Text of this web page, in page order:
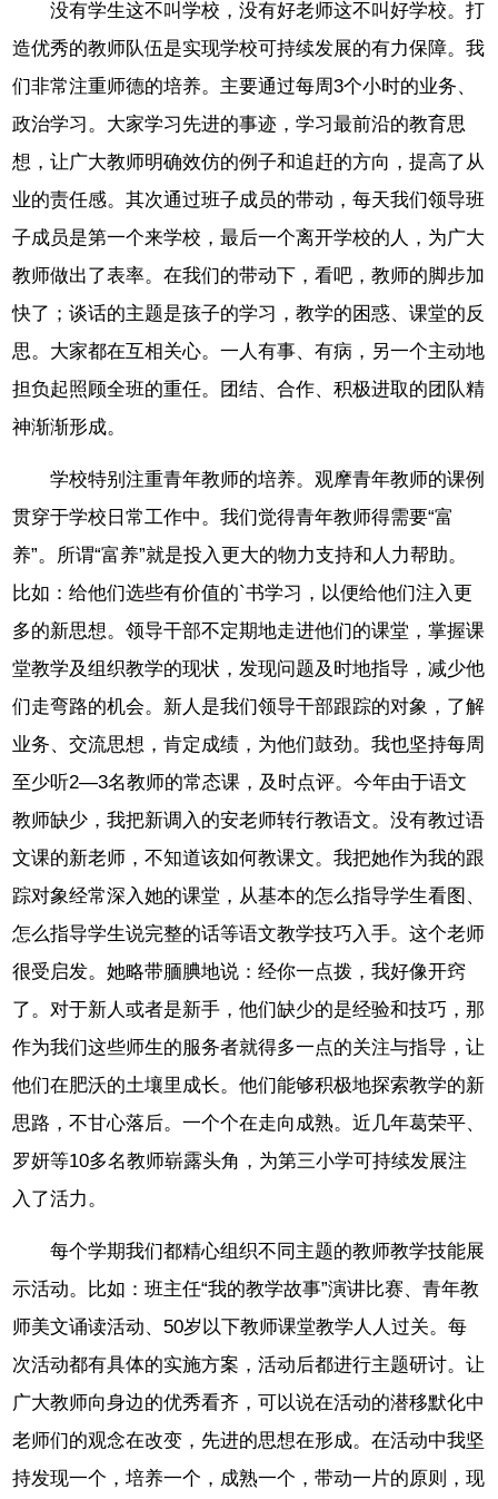
没有学生这不叫学校，没有好老师这不叫好学校。打
造优秀的教师队伍是实现学校可持续发展的有力保障。我
们非常注重师德的培养。主要通过每周3个小时的业务、
政治学习。大家学习先进的事迹，学习最前沿的教育思
想，让广大教师明确效仿的例子和追赶的方向，提高了从
业的责任感。其次通过班子成员的带动，每天我们领导班
子成员是第一个来学校，最后一个离开学校的人，为广大
教师做出了表率。在我们的带动下，看吧，教师的脚步加
快了；谈话的主题是孩子的学习，教学的困惑、课堂的反
思。大家都在互相关心。一人有事、有病，另一个主动地
担负起照顾全班的重任。团结、合作、积极进取的团队精
神渐渐形成。
学校特别注重青年教师的培养。观摩青年教师的课例
贯穿于学校日常工作中。我们觉得青年教师得需要“富
养”。所谓“富养”就是投入更大的物力支持和人力帮助。
比如：给他们选些有价值的`书学习，以便给他们注入更
多的新思想。领导干部不定期地走进他们的课堂，掌握课
堂教学及组织教学的现状，发现问题及时地指导，减少他
们走弯路的机会。新人是我们领导干部跟踪的对象，了解
业务、交流思想，肯定成绩，为他们鼓劲。我也坚持每周
至少听2—3名教师的常态课，及时点评。今年由于语文
教师缺少，我把新调入的安老师转行教语文。没有教过语
文课的新老师，不知道该如何教课文。我把她作为我的跟
踪对象经常深入她的课堂，从基本的怎么指导学生看图、
怎么指导学生说完整的话等语文教学技巧入手。这个老师
很受启发。她略带腼腆地说：经你一点拨，我好像开窍
了。对于新人或者是新手，他们缺少的是经验和技巧，那
作为我们这些师生的服务者就得多一点的关注与指导，让
他们在肥沃的土壤里成长。他们能够积极地探索教学的新
思路，不甘心落后。一个个在走向成熟。近几年葛荣平、
罗妍等10多名教师崭露头角，为第三小学可持续发展注
入了活力。
每个学期我们都精心组织不同主题的教师教学技能展
示活动。比如：班主任“我的教学故事”演讲比赛、青年教
师美文诵读活动、50岁以下教师课堂教学人人过关。每
次活动都有具体的实施方案，活动后都进行主题研讨。让
广大教师向身边的优秀看齐，可以说在活动的潜移默化中
老师们的观念在改变，先进的思想在形成。在活动中我坚
持发现一个，培养一个，成熟一个，带动一片的原则，现